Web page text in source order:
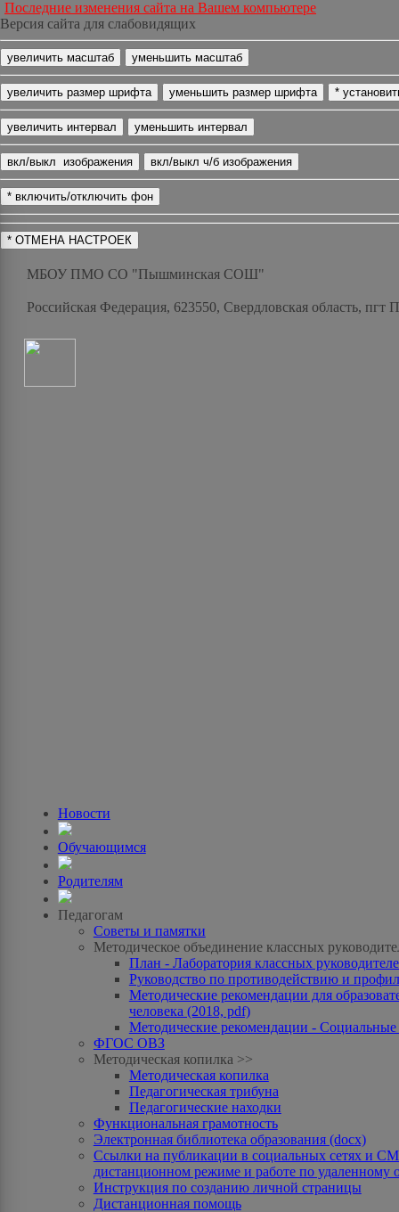
Последние изменения сайта на Вашем компьютере
Версия сайта для слабовидящих
МБОУ ПМО СО "Пышминская СОШ"
Российская Федерация, 623550, Свердловская область,
Новости
Обучающимся
Родителям
Педагогам
Советы и памятки
Методическое объединение классных
План - Лаборатория классных
Руководство по противодействию и
Методические рекомендации для
человека (2018, pdf)
Методические рекомендации -
ФГОС ОВЗ
Методическая копилка >>
Методическая копилка
Педагогическая трибуна
Педагогические находки
Функциональная грамотность
Электронная библиотека образования (docx)
Ссылки на публикации в социальных сетях и
дистанционном режиме и работе по удаленному
Инструкция по созданию личной страницы
Дистанционная помощь